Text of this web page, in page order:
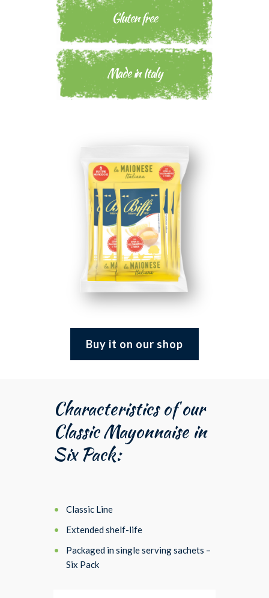
Gluten free
Made in Italy
Buy it on our shop
Characteristics of our
Classic Mayonnaise in
Six Pack:
Classic Line
Extended shelf-life
Packaged in single serving sachets –
Six Pack